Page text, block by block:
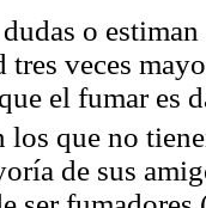
o
veces
el fumar es
los que no
de sus